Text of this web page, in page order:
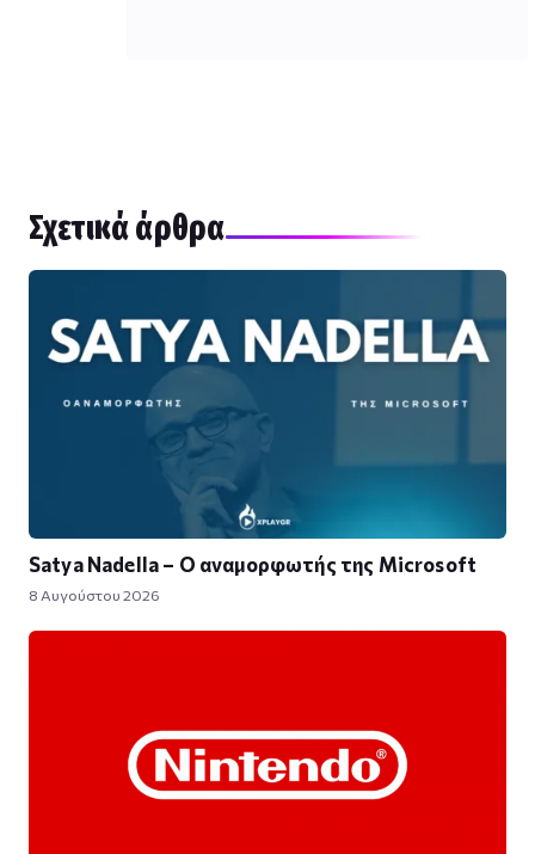
Σχετικά άρθρα
Satya Nadella – Ο αναμορφωτής της Microsoft
8 Αυγούστου 2026